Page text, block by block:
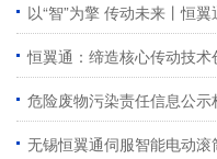
以“智”为擎 传动未来丨恒
恒翼通：缔造核心传动技
危险废物污染责任信息公示
无锡恒翼通伺服智能电动